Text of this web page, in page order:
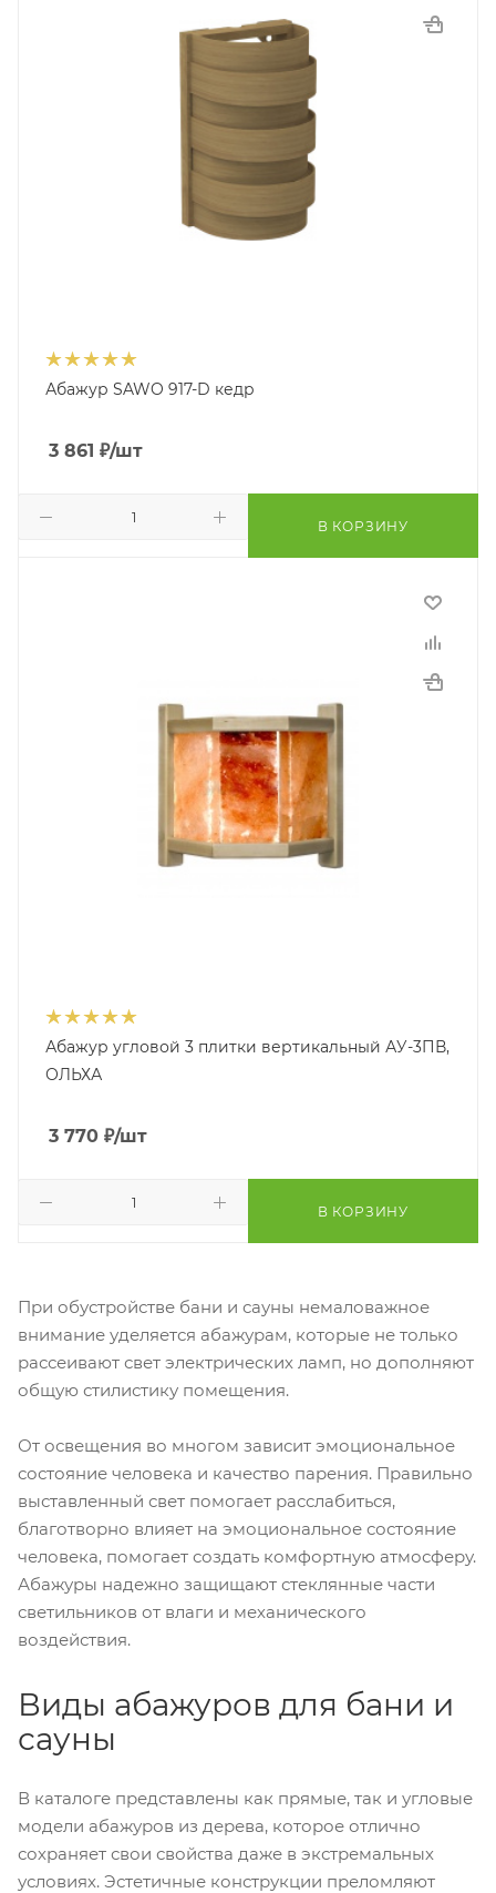
Абажур SAWO 917-D кедр
3 861 ₽/шт
В КОРЗИНУ
Абажур угловой 3 плитки вертикальный АУ-3ПВ,
ОЛЬХА
3 770 ₽/шт
В КОРЗИНУ
При обустройстве бани и сауны немаловажное
внимание уделяется абажурам, которые не только
рассеивают свет электрических ламп, но дополняют
общую стилистику помещения.
От освещения во многом зависит эмоциональное
состояние человека и качество парения. Правильно
выставленный свет помогает расслабиться,
благотворно влияет на эмоциональное состояние
человека, помогает создать комфортную атмосферу.
Абажуры надежно защищают стеклянные части
светильников от влаги и механического
воздействия.
Виды абажуров для бани и
сауны
В каталоге представлены как прямые, так и угловые
модели абажуров из дерева, которое отлично
сохраняет свои свойства даже в экстремальных
условиях. Эстетичные конструкции преломляют